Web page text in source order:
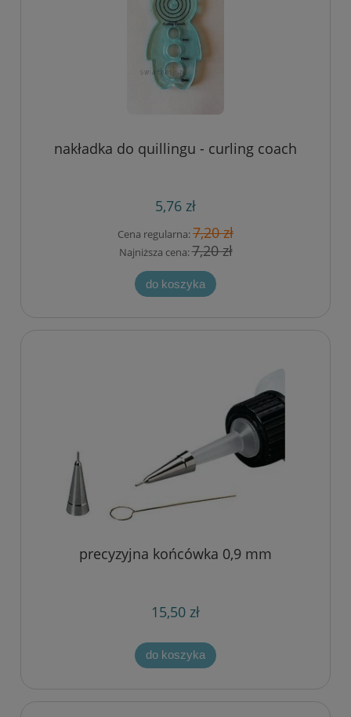
nakładka do quillingu - curling coach
5,76 zł
Cena regularna:7,20 zł
Najniższa cena:7,20 zł
do koszyka
precyzyjna końcówka 0,9 mm
15,50 zł
do koszyka